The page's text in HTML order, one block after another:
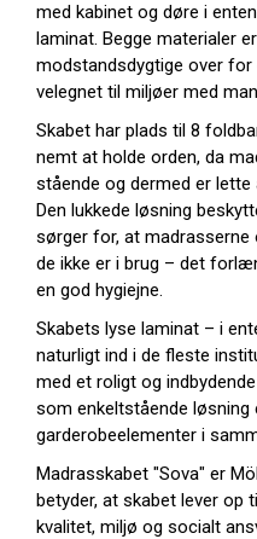
med kabinet og døre i
laminat. Begge materialer
modstandsdygtige over
velegnet til miljøer med
Skabet har plads til 8
nemt at holde orden, da
stående og dermed er
Den lukkede løsning
sørger for, at
de ikke er i brug – det
en god hygiejne.
Skabets lyse laminat – i
naturligt ind i de fleste
med et roligt og
som enkeltstående løsning
garderobeelementer i
Madrasskabet "Sova" er
betyder, at skabet lever op
kvalitet, miljø og socialt